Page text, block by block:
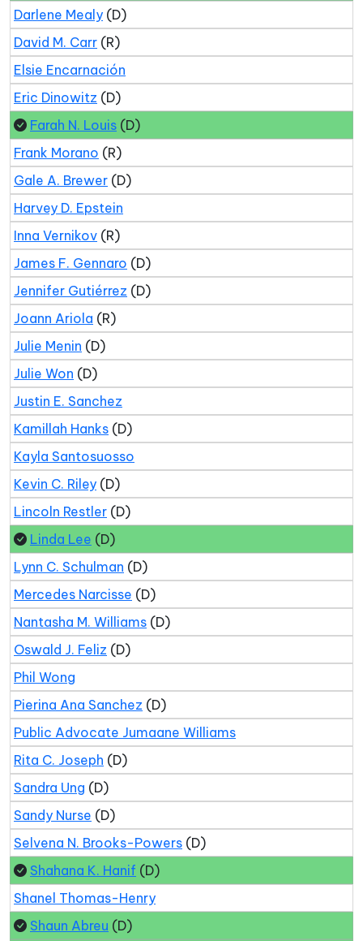
Darlene Mealy (D)
David M. Carr (R)
Elsie Encarnación
Eric Dinowitz (D)
Farah N. Louis (D)
Frank Morano (R)
Gale A. Brewer (D)
Harvey D. Epstein
Inna Vernikov (R)
James F. Gennaro (D)
Jennifer Gutiérrez (D)
Joann Ariola (R)
Julie Menin (D)
Julie Won (D)
Justin E. Sanchez
Kamillah Hanks (D)
Kayla Santosuosso
Kevin C. Riley (D)
Lincoln Restler (D)
Linda Lee (D)
Lynn C. Schulman (D)
Mercedes Narcisse (D)
Nantasha M. Williams (D)
Oswald J. Feliz (D)
Phil Wong
Pierina Ana Sanchez (D)
Public Advocate Jumaane Williams
Rita C. Joseph (D)
Sandra Ung (D)
Sandy Nurse (D)
Selvena N. Brooks-Powers (D)
Shahana K. Hanif (D)
Shanel Thomas-Henry
Shaun Abreu (D)